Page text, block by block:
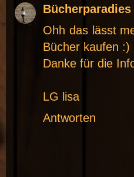
Bücherparadies
Ohh das lässt
Bücher kaufen :)
Danke für die
LG lisa
Antworten